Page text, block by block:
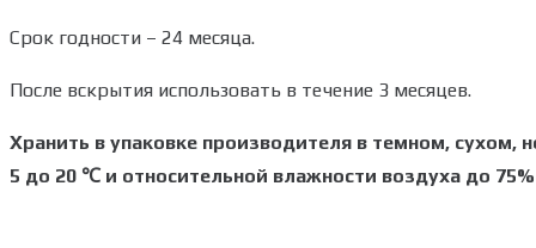
Срок годности – 24 месяца.
После вскрытия использовать в течение 3 месяцев.
Хранить в упаковке производителя в темном, сухом,
5 до 20 ℃ и относительной влажности воздуха до